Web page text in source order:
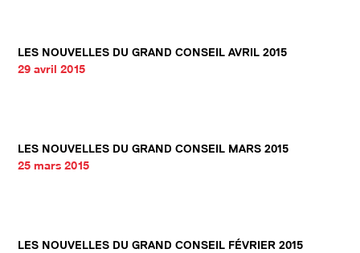
LES NOUVELLES DU GRAND CONSEIL AVRIL 2015
29 avril 2015
LES NOUVELLES DU GRAND CONSEIL MARS 2015
25 mars 2015
LES NOUVELLES DU GRAND CONSEIL FÉVRIER 2015